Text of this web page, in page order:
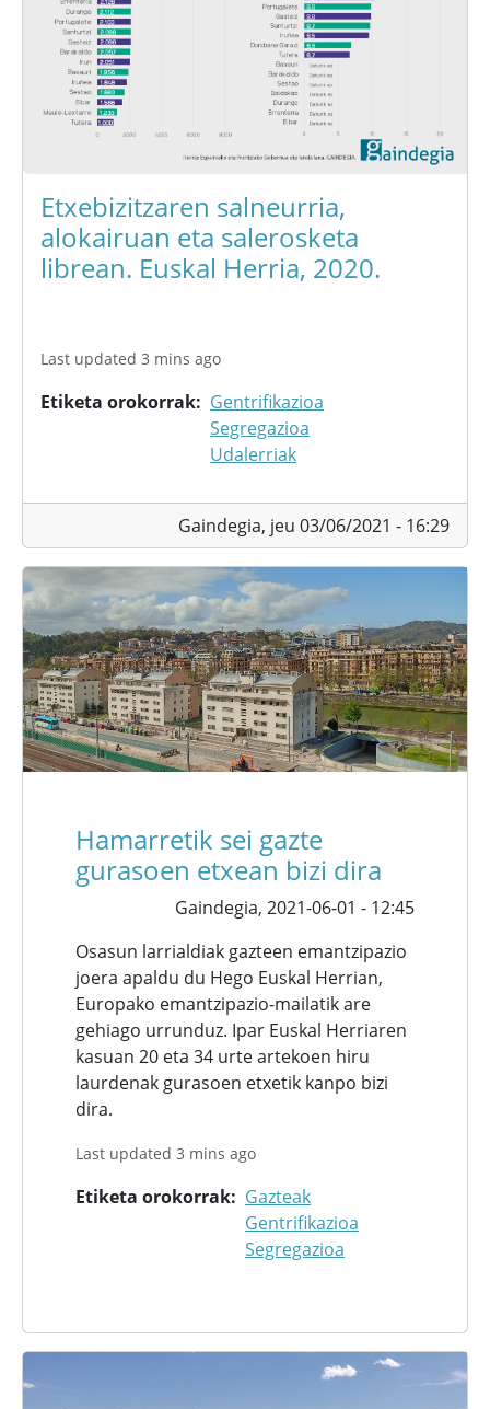
Etxebizitzaren salneurria,
alokairuan eta salerosketa
librean. Euskal Herria, 2020.
Last updated 3 mins ago
Etiketa orokorrak
Gentrifikazioa
Segregazioa
Udalerriak
Gaindegia, jeu 03/06/2021 - 16:29
Hamarretik sei gazte
gurasoen etxean bizi dira
Gaindegia, 2021-06-01 - 12:45
Osasun larrialdiak gazteen emantzipazio
joera apaldu du Hego Euskal Herrian,
Europako emantzipazio-mailatik are
gehiago urrunduz. Ipar Euskal Herriaren
kasuan 20 eta 34 urte artekoen hiru
laurdenak gurasoen etxetik kanpo bizi
dira.
Last updated 3 mins ago
Etiketa orokorrak
Gazteak
Gentrifikazioa
Segregazioa